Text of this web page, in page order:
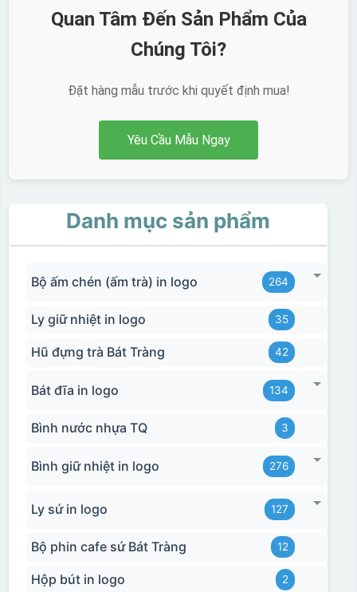
Quan Tâm Đến Sản Phẩm Của
Chúng Tôi?
Đặt hàng mẫu trước khi quyết định mua!
Yêu Cầu Mẫu Ngay
Danh mục sản phẩm
Bộ ấm chén (ấm trà) in logo 264
Ly giữ nhiệt in logo 35
Hũ đựng trà Bát Tràng 42
Bát đĩa in logo 134
Bình nước nhựa TQ 3
Bình giữ nhiệt in logo 276
Ly sứ in logo 127
Bộ phin cafe sứ Bát Tràng 12
Hộp bút in logo 2